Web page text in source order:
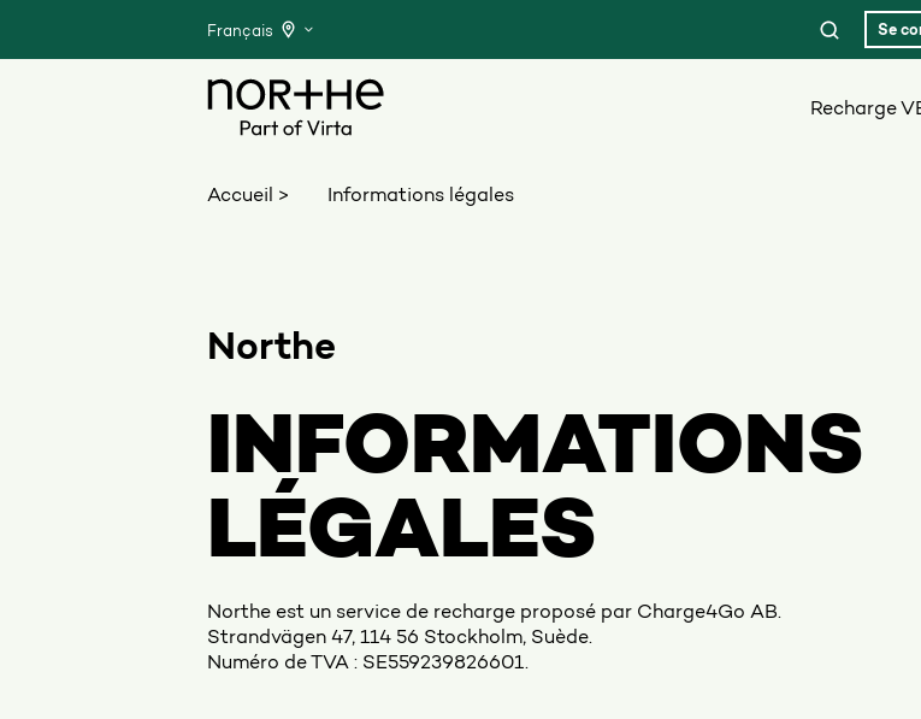
Français Se
Recharge
Accueil > Informations légales
Northe
INFORMATIONS
LÉGALES
Northe est un service de recharge proposé par Charge4Go AB.
Strandvägen 47, 114 56 Stockholm, Suède.
Numéro de TVA : SE559239826601.